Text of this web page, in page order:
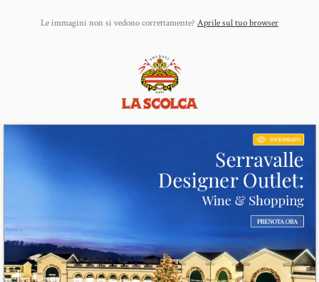
Le immagini non si vedono correttamente? Aprile sul tuo browser